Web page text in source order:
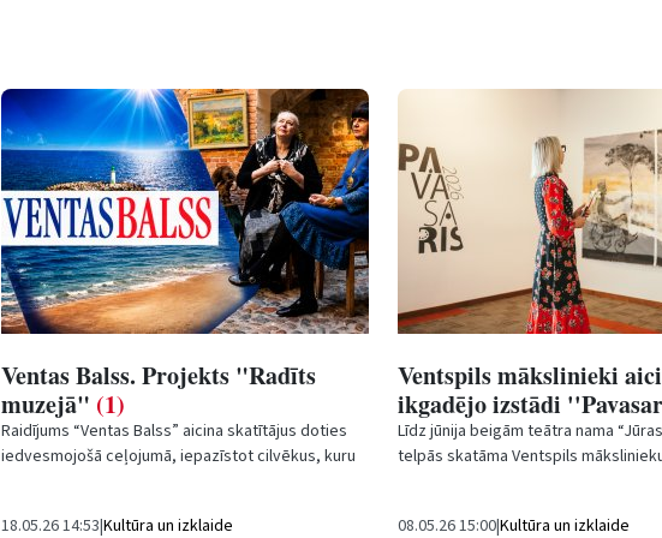
Ventas Balss. Projekts "Radīts
muzejā" (1)
Raidījums “Ventas Balss” aicina skatītājus doties
iedvesmojošā ceļojumā, iepazīstot cilvēkus, kuru
18.05.26 14:53|Kultūra un izklaide
Ventspils mākslinieki
ikgadējo izstādi
Līdz jūnija beigām teātra nama
telpās skatāma Ventspils
08.05.26 15:00|Kultūra un izklaide